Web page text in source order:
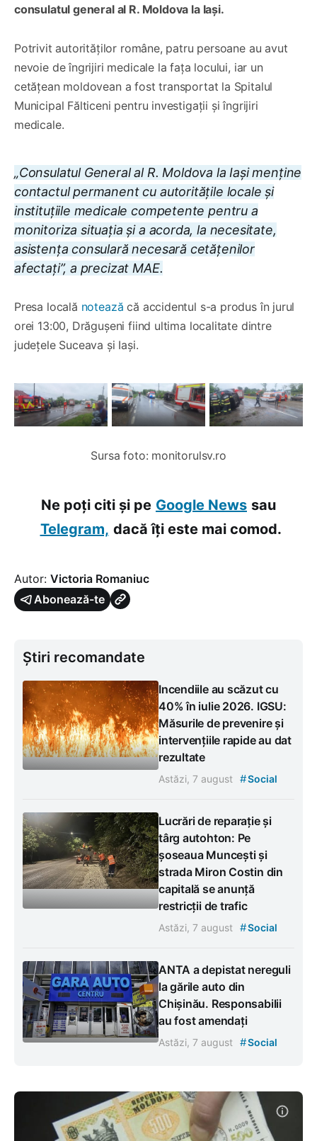
consulatul general al R. Moldova la Iași.
Potrivit autorităților române, patru persoane au avut
nevoie de îngrijiri medicale la fața locului, iar un
cetățean moldovean a fost transportat la Spitalul
Municipal Fălticeni pentru investigații și îngrijiri
medicale.
„Consulatul General al R. Moldova la Iași menține
contactul permanent cu autoritățile locale și
instituțiile medicale competente pentru a
monitoriza situația și a acorda, la necesitate,
asistența consulară necesară cetățenilor
afectați”, a precizat MAE.
Presa locală notează că accidentul s-a produs în jurul
orei 13:00, Drăgușeni fiind ultima localitate dintre
județele Suceava și Iași.
Sursa foto: monitorulsv.ro
Ne poți citi și pe Google News sau
Telegram, dacă îți este mai comod.
Autor: Victoria Romaniuc
Abonează-te
Știri recomandate
Incendiile au scăzut cu
40% în iulie 2026. IGSU:
Măsurile de prevenire și
intervențiile rapide au dat
rezultate
Astăzi, 7 august #Social
Lucrări de reparație și
târg autohton: Pe
șoseaua Muncești și
strada Miron Costin din
capitală se anunță
restricții de trafic
Astăzi, 7 august #Social
ANTA a depistat nereguli
la gările auto din
Chișinău. Responsabilii
au fost amendați
Astăzi, 7 august #Social